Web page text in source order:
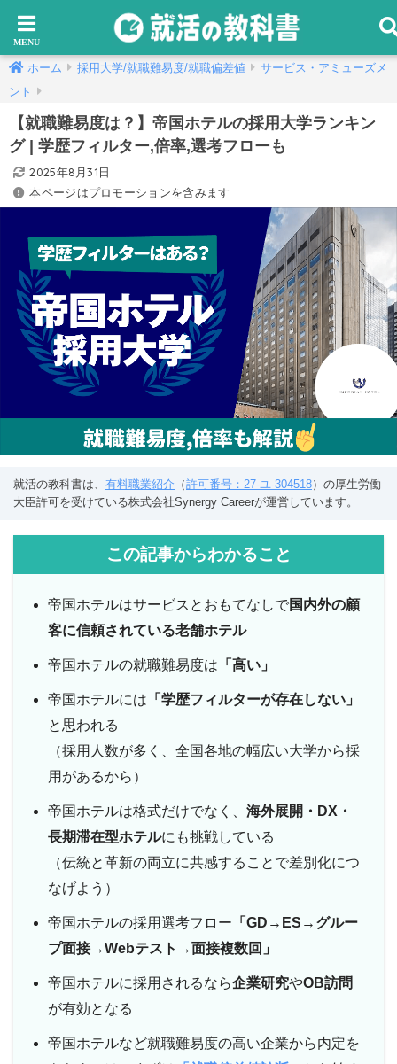
ホーム 採用大学/就職難易度/就職偏差値
サービス・アミューズメ
ント
【就職難易度は？】帝国ホテルの採用大学ランキン
グ | 学歴フィルター,倍率,選考フローも
2025年8月31日
本ページはプロモーションを含みます
就活の教科書は、 有料職業紹介 （許可番号：27-ユ-304518）の厚生労働
大臣許可を受けている株式会社Synergy Careerが運営しています。
この記事からわかること
帝国ホテルはサービスとおもてなしで国内外の顧
客に信頼されている老舗ホテル
帝国ホテルの就職難易度は 「高い」
帝国ホテルには 「学歴フィルターが存在しない」
と思われる
（採用人数が多く、全国各地の幅広い大学から採
用があるから）
帝国ホテルは格式だけでなく、 海外展開・DX・
長期滞在型ホテルにも挑戦している
（伝統と革新の両立に共感することで差別化につ
なげよう）
帝国ホテルの採用選考フロー 「GD→ES→グルー
プ面接→Webテスト→面接複数回」
帝国ホテルに採用されるなら企業研究やOB訪問
が有効となる
帝国ホテルなど就職難易度の高い企業から内定を